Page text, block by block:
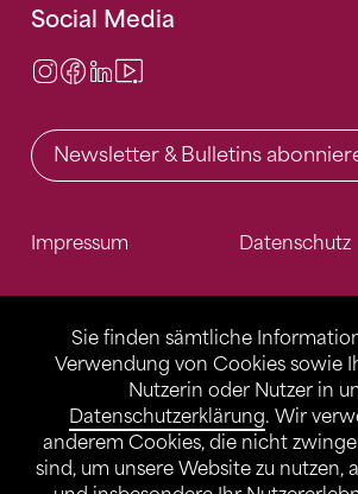
Sie finden sämtliche
Verwendung von Cookies sowie
Nutzerin oder Nutzer in
Datenschutzerklärung. Wir
anderem Cookies, die nicht
sind, um unsere Website zu nutzen,
Social Media
Instagram
Facebook
LinkedIn
Newsletter & Bulletins
Impressum Datenschutz